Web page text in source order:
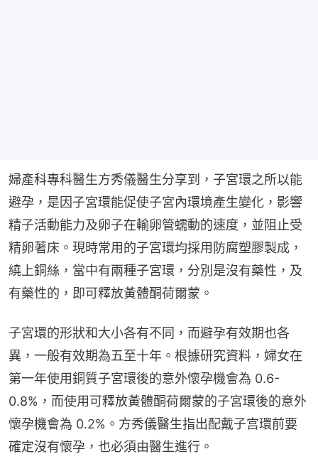
婦產科專科醫生方秀儀醫生分享到，子宮環之所以能
避孕，是因子宮環能促使子宮內環境產生變化，影響
精子活動能力及卵子在輸卵管蠕動的速度，並阻止受
精卵著床。現時常用的子宮環均採用防腐塑膠製成，
繞上銅絲，當中有兩種子宮環，分別是沒有藥性，及
有藥性的，即可釋放黃體酮荷爾蒙。
子宮環的形狀和大小各有不同，而避孕有效期也各
異，一般有效期為五至十年。根據研究資料，婦女在
第一年使用銅質子宮環後的意外懷孕機會為 0.6-
0.8%，而使用可釋放黃體酮荷爾蒙的子宮環後的意外
懷孕機會為 0.2%。方秀儀醫生指出配戴子宫環前要
確定沒有懷孕，也必須由醫生進行。